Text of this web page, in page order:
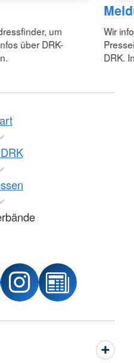
um
über DRK-
Wir
DRK.